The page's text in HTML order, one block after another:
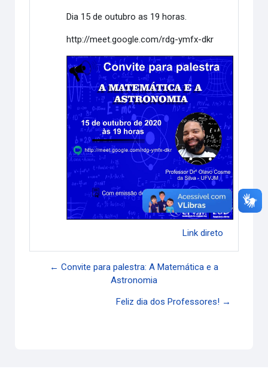
Dia 15 de outubro as 19 horas.
http://meet.google.com/rdg-ymfx-dkr
Link direto
← Convite para palestra: A Matemática e a
Astronomia
Feliz dia dos Professores! →